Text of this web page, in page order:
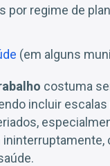
por regime de
(em alguns
costuma
incluir